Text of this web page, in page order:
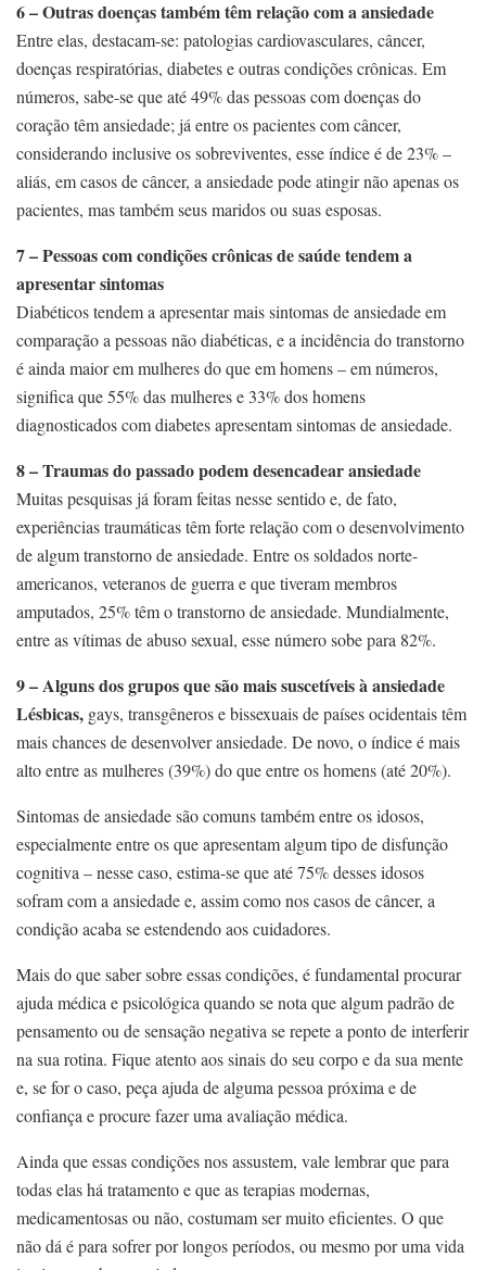
6 – Outras doenças também têm relação com a ansiedade
Entre elas, destacam-se: patologias cardiovasculares, câncer,
doenças respiratórias, diabetes e outras condições crônicas. Em
números, sabe-se que até 49% das pessoas com doenças do
coração têm ansiedade; já entre os pacientes com câncer,
considerando inclusive os sobreviventes, esse índice é de 23% –
aliás, em casos de câncer, a ansiedade pode atingir não apenas os
pacientes, mas também seus maridos ou suas esposas.
7 – Pessoas com condições crônicas de saúde tendem a
apresentar sintomas
Diabéticos tendem a apresentar mais sintomas de ansiedade em
comparação a pessoas não diabéticas, e a incidência do transtorno
é ainda maior em mulheres do que em homens – em números,
significa que 55% das mulheres e 33% dos homens
diagnosticados com diabetes apresentam sintomas de ansiedade.
8 – Traumas do passado podem desencadear ansiedade
Muitas pesquisas já foram feitas nesse sentido e, de fato,
experiências traumáticas têm forte relação com o desenvolvimento
de algum transtorno de ansiedade. Entre os soldados norte-
americanos, veteranos de guerra e que tiveram membros
amputados, 25% têm o transtorno de ansiedade. Mundialmente,
entre as vítimas de abuso sexual, esse número sobe para 82%.
9 – Alguns dos grupos que são mais suscetíveis à ansiedade
Lésbicas, gays, transgêneros e bissexuais de países ocidentais têm
mais chances de desenvolver ansiedade. De novo, o índice é mais
alto entre as mulheres (39%) do que entre os homens (até 20%).
Sintomas de ansiedade são comuns também entre os idosos,
especialmente entre os que apresentam algum tipo de disfunção
cognitiva – nesse caso, estima-se que até 75% desses idosos
sofram com a ansiedade e, assim como nos casos de câncer, a
condição acaba se estendendo aos cuidadores.
Mais do que saber sobre essas condições, é fundamental procurar
ajuda médica e psicológica quando se nota que algum padrão de
pensamento ou de sensação negativa se repete a ponto de interferir
na sua rotina. Fique atento aos sinais do seu corpo e da sua mente
e, se for o caso, peça ajuda de alguma pessoa próxima e de
confiança e procure fazer uma avaliação médica.
Ainda que essas condições nos assustem, vale lembrar que para
todas elas há tratamento e que as terapias modernas,
medicamentosas ou não, costumam ser muito eficientes. O que
não dá é para sofrer por longos períodos, ou mesmo por uma vida